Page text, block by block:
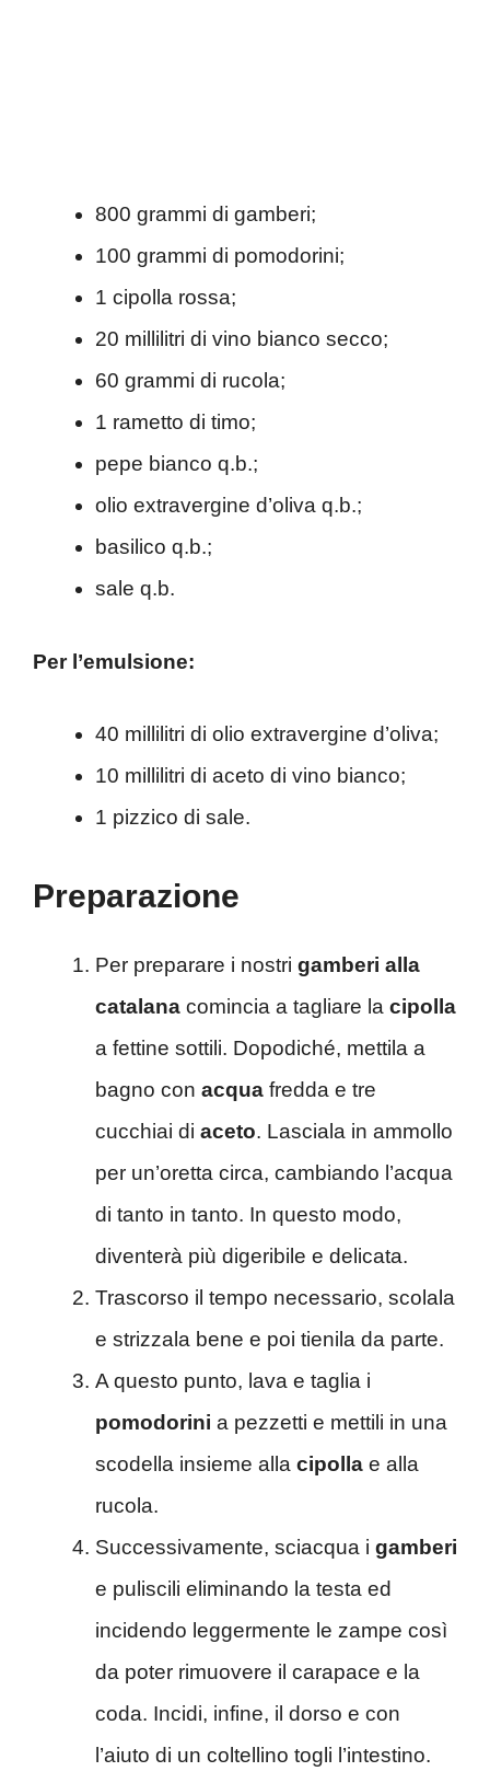
800 grammi di gamberi;
100 grammi di pomodorini;
1 cipolla rossa;
20 millilitri di vino bianco secco;
60 grammi di rucola;
1 rametto di timo;
pepe bianco q.b.;
olio extravergine d’oliva q.b.;
basilico q.b.;
sale q.b.
Per l’emulsione:
40 millilitri di olio extravergine d’oliva;
10 millilitri di aceto di vino bianco;
1 pizzico di sale.
Preparazione
Per preparare i nostri gamberi alla
catalana comincia a tagliare la cipolla
a fettine sottili. Dopodiché, mettila a
bagno con acqua fredda e tre
cucchiai di aceto. Lasciala in ammollo
per un’oretta circa, cambiando l’acqua
di tanto in tanto. In questo modo,
diventerà più digeribile e delicata.
Trascorso il tempo necessario, scolala
e strizzala bene e poi tienila da parte.
A questo punto, lava e taglia i
pomodorini a pezzetti e mettili in una
scodella insieme alla cipolla e alla
rucola.
Successivamente, sciacqua i gamberi
e puliscili eliminando la testa ed
incidendo leggermente le zampe così
da poter rimuovere il carapace e la
coda. Incidi, infine, il dorso e con
l’aiuto di un coltellino togli l’intestino.